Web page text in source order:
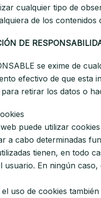
cualquier tipo de
de los
DE
se exime de
efectivo de que esta
para retirar los datos o
web puede utilizar
a cabo determinadas
tienen, en todo
usuario. En ningún
el uso de cookies